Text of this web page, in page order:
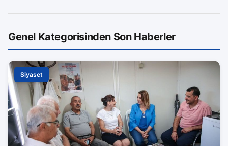
Genel Kategorisinden Son Haberler
Siyaset